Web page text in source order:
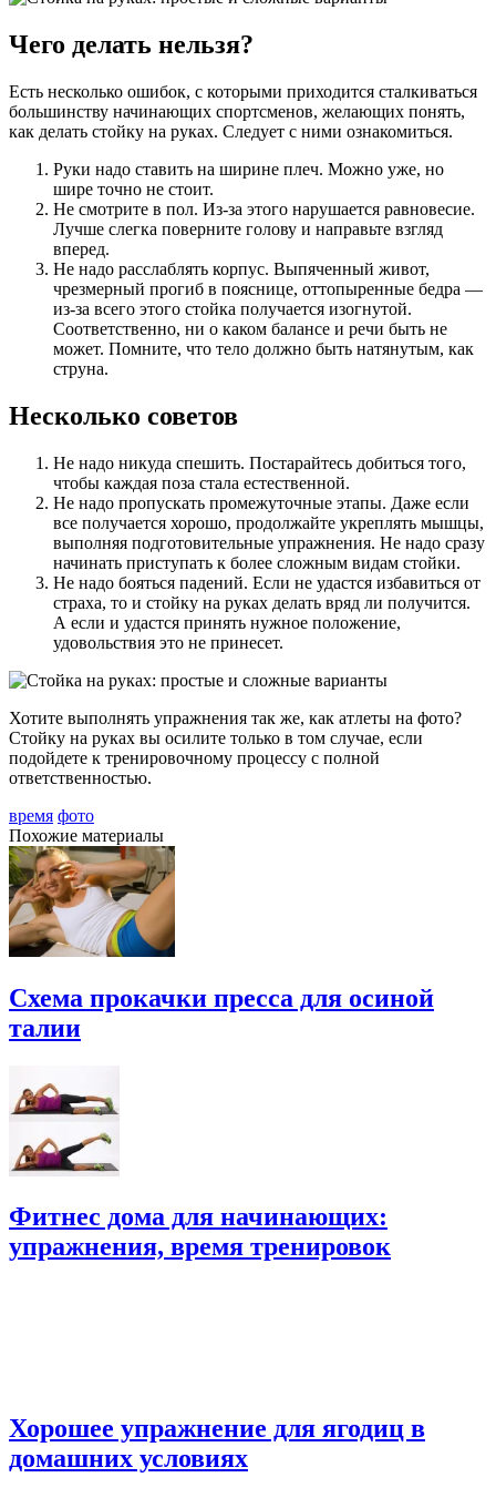
Чего делать нельзя?
Есть несколько ошибок, с которыми приходится сталкиваться
большинству начинающих спортсменов, желающих понять,
как делать стойку на руках. Следует с ними ознакомиться.
Руки надо ставить на ширине плеч. Можно уже, но
шире точно не стоит.
Не смотрите в пол. Из-за этого нарушается равновесие.
Лучше слегка поверните голову и направьте взгляд
вперед.
Не надо расслаблять корпус. Выпяченный живот,
чрезмерный прогиб в пояснице, оттопыренные бедра —
из-за всего этого стойка получается изогнутой.
Соответственно, ни о каком балансе и речи быть не
может. Помните, что тело должно быть натянутым, как
струна.
Несколько советов
Не надо никуда спешить. Постарайтесь добиться того,
чтобы каждая поза стала естественной.
Не надо пропускать промежуточные этапы. Даже если
все получается хорошо, продолжайте укреплять мышцы,
выполняя подготовительные упражнения. Не надо сразу
начинать приступать к более сложным видам стойки.
Не надо бояться падений. Если не удастся избавиться от
страха, то и стойку на руках делать вряд ли получится.
А если и удастся принять нужное положение,
удовольствия это не принесет.
Хотите выполнять упражнения так же, как атлеты на фото?
Стойку на руках вы осилите только в том случае, если
подойдете к тренировочному процессу с полной
ответственностью.
время фото
Похожие материалы
Схема прокачки пресса для осиной
талии
Фитнес дома для начинающих:
упражнения, время тренировок
Хорошее упражнение для ягодиц в
домашних условиях